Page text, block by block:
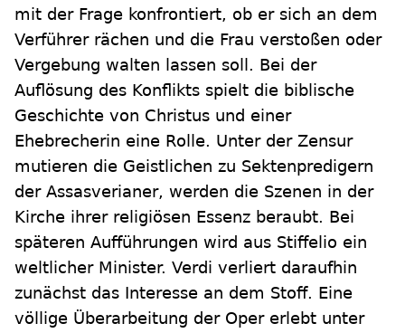
mit der Frage konfrontiert, ob er sich an dem
Verführer rächen und die Frau verstoßen oder
Vergebung walten lassen soll. Bei der
Auflösung des Konflikts spielt die biblische
Geschichte von Christus und einer
Ehebrecherin eine Rolle. Unter der Zensur
mutieren die Geistlichen zu Sektenpredigern
der Assasverianer, werden die Szenen in der
Kirche ihrer religiösen Essenz beraubt. Bei
späteren Aufführungen wird aus Stiffelio ein
weltlicher Minister. Verdi verliert daraufhin
zunächst das Interesse an dem Stoff. Eine
völlige Überarbeitung der Oper erlebt unter